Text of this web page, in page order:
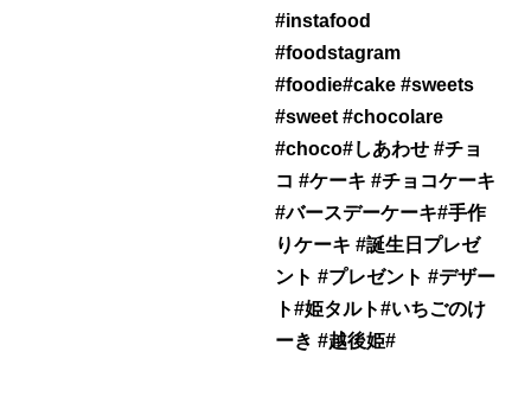
#instafood
#foodstagram
#foodie#cake #sweets
#sweet #chocolare
#choco#しあわせ #チョ
コ #ケーキ #チョコケーキ
#バースデーケーキ#手作
りケーキ #誕生日プレゼ
ント #プレゼント #デザー
ト#姫タルト#いちごのけ
ーき #越後姫#